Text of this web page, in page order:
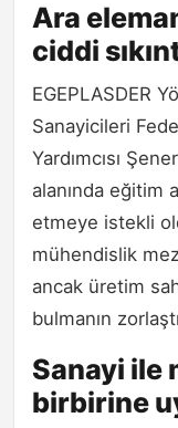
Ara
ciddi
EGEPLASDER
Sanayicileri
Yardımcısı
alanında eğitim
etmeye istekli
mühendislik
ancak üretim
bulmanın
Sanayi ile
birbirine